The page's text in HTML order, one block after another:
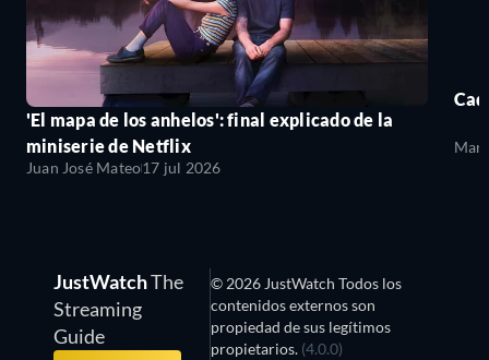
'El mapa de los anhelos': final explicado de la
miniserie de Netflix
Juan José Mateo17 jul 2026
JustWatchThe
Streaming
Guide
© 2026 JustWatch Todos los
contenidos externos son
propiedad de sus legítimos
propietarios. (4.0.0)